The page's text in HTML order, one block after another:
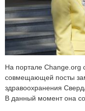
На портале Change.org
совмещающей посты
здравоохранения
В данный момент она